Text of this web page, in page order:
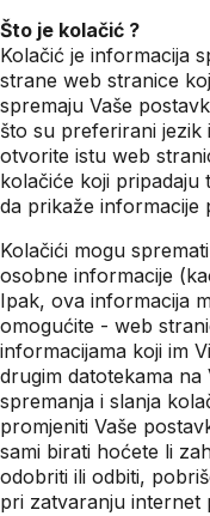
Što je kolačić ?
Kolačić je informacija
strane web stranice
spremaju Vaše
što su preferirani jezik
otvorite istu web
kolačiće koji pripadaju
da prikaže informacije
Kolačići mogu
osobne informacije
Ipak, ova informacija
omogućite - web
informacijama koji im
drugim datotekama na
spremanja i slanja
promjeniti Vaše
sami birati hoćete li
odobriti ili odbiti,
pri zatvaranju internet